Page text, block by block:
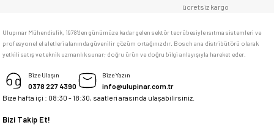
memnun kaldım
Deneyimini Paylaş
ücretsiz kargo
Ulupınar Mühendislik, 1978'den günümüze kadar gelen sektör tecrübesiyle ısıtma sistemleri ve
profesyonel el aletleri alanında güvenilir çözüm ortağınızdır. Bosch ana distribütörü olarak
yetkili satış ve teknik uzmanlık sunar; doğru ürün ve doğru bilgi anlayışıyla hareket eder.
Bize Ulaşın
0378 227 4390
Bize Yazın
info@ulupinar.com.tr
Bize hafta içi : 08:30 - 18:30, saatleri arasında ulaşabilirsiniz.
Bizi Takip Et!